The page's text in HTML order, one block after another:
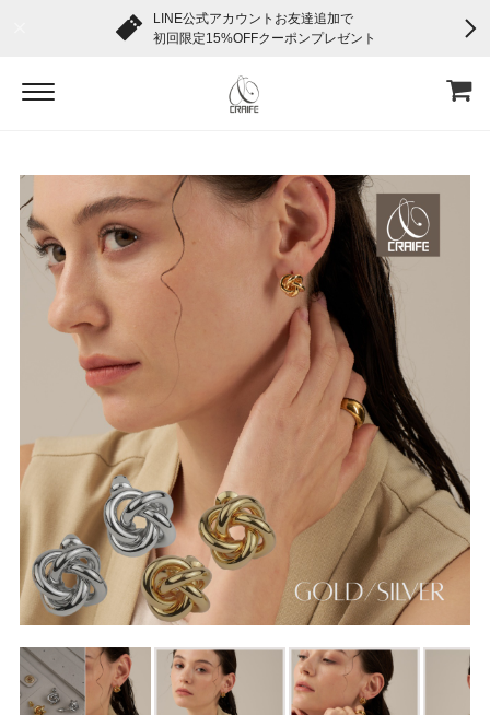
LINE公式アカウントお友達追加で
初回限定15%OFFクーポンプレゼント